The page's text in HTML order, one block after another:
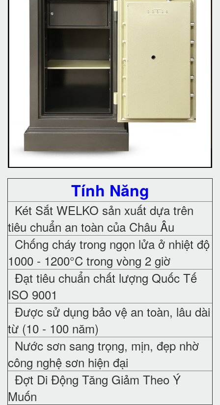
Tính Năng
Két Sắt WELKO sản xuất dựa trên
tiêu chuẩn an toàn của Châu Âu
Chống cháy trong ngọn lửa ở nhiệt độ
1000 - 1200°C trong vòng 2 giờ
Đạt tiêu chuẩn chất lượng Quốc Tế
ISO 9001
Được sử dụng bảo vệ an toàn, lâu dài
từ (10 - 100 năm)
Nước sơn sang trọng, mịn, đẹp nhờ
công nghệ sơn hiện đại
Đợt Di Động Tăng Giảm Theo Ý
Muốn